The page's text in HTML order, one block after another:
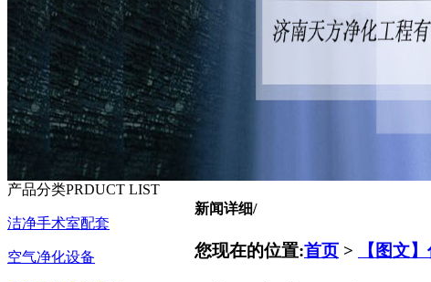
产品分类PRDUCT LIST
洁净手术室配套
空气净化设备
新闻详细/
您现在的位置:首页 > 【图文